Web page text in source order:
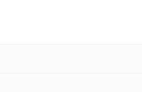
un accesoriu perfect pentru masa ta de